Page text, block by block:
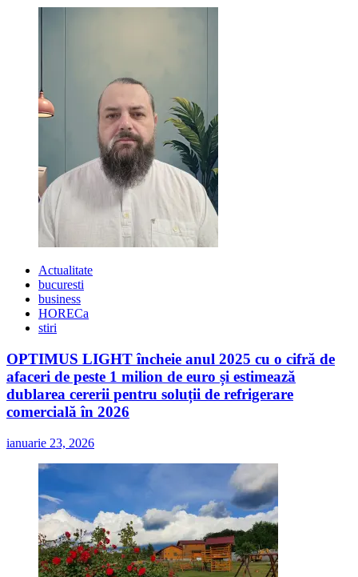
Taraf
Actualitate
bucuresti
business
HORECa
stiri
OPTIMUS LIGHT încheie anul 2025 cu o cifră de
afaceri de peste 1 milion de euro și estimează
dublarea cererii pentru soluții de refrigerare
comercială în 2026
ianuarie 23, 2026